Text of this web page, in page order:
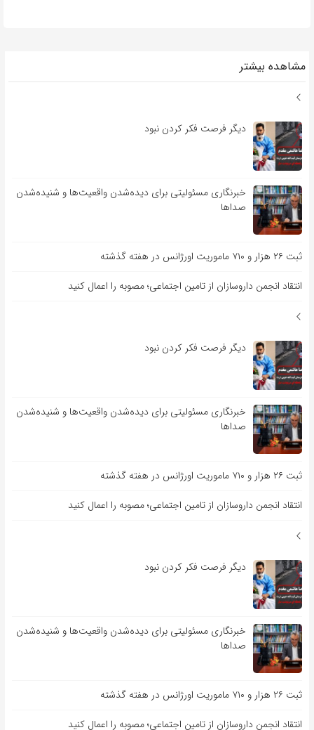
مشاهده بیشتر
دیگر فرصت فکر کردن نبود
خبرنگاری مسئولیتی برای دیده‌شدن واقعیت‌ها و شنیده‌شدن
صداها
ثبت ۲۶ هزار و ۷۱۰ ماموریت اورژانس در هفته گذشته
انتقاد انجمن داروسازان از تامین اجتماعی؛ مصوبه را اعمال کنید
دیگر فرصت فکر کردن نبود
خبرنگاری مسئولیتی برای دیده‌شدن واقعیت‌ها و شنیده‌شدن
صداها
ثبت ۲۶ هزار و ۷۱۰ ماموریت اورژانس در هفته گذشته
انتقاد انجمن داروسازان از تامین اجتماعی؛ مصوبه را اعمال کنید
دیگر فرصت فکر کردن نبود
خبرنگاری مسئولیتی برای دیده‌شدن واقعیت‌ها و شنیده‌شدن
صداها
ثبت ۲۶ هزار و ۷۱۰ ماموریت اورژانس در هفته گذشته
انتقاد انجمن داروسازان از تامین اجتماعی؛ مصوبه را اعمال کنید